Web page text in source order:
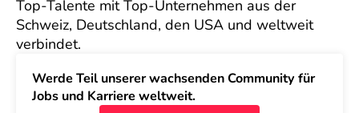
Top-Talente mit Top-Unternehmen aus der
Schweiz, Deutschland, den USA und weltweit
verbindet.
Werde Teil unserer wachsenden Community für
Jobs und Karriere weltweit.